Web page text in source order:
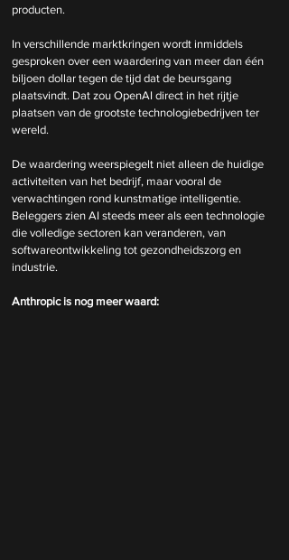
producten.
In verschillende marktkringen wordt inmiddels
gesproken over een waardering van meer dan één
biljoen dollar tegen de tijd dat de beursgang
plaatsvindt. Dat zou OpenAI direct in het rijtje
plaatsen van de grootste technologiebedrijven ter
wereld.
De waardering weerspiegelt niet alleen de huidige
activiteiten van het bedrijf, maar vooral de
verwachtingen rond kunstmatige intelligentie.
Beleggers zien AI steeds meer als een technologie
die volledige sectoren kan veranderen, van
softwareontwikkeling tot gezondheidszorg en
industrie.
Anthropic is nog meer waard: